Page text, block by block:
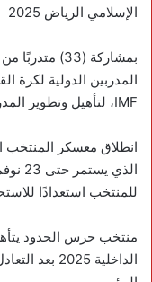
الإسلامي الرياض 2025
بمشاركة (33)
المدربين الدولية لكرة
‎IMF، لتأهيل وتطوير المدربين ورفع كفاءتهم وفق المعايير الدولية.
للمنتخب استعدادًا
الداخلية